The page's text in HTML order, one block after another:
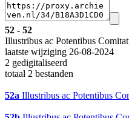
52 - 52
Illustribus ac Potentibus
laatste wijziging 26-08-2024
2 gedigitaliseerd
totaal 2 bestanden
52a Illustribus ac Potentibus